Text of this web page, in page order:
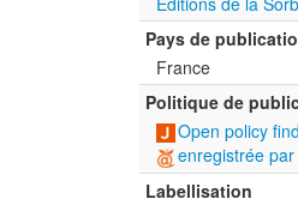
Pays de
France
Politique de
Open policy
enregistrée
Labellisation